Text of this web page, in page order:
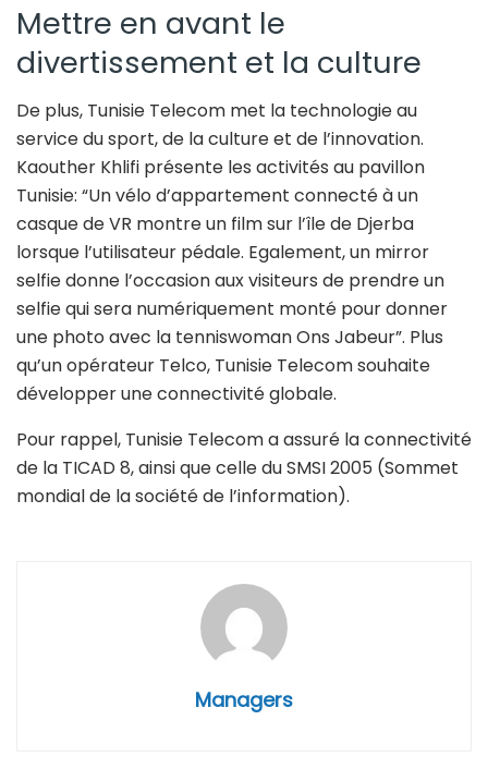
Mettre en avant le
divertissement et la culture
De plus, Tunisie Telecom met la technologie au
service du sport, de la culture et de l’innovation.
Kaouther Khlifi présente les activités au pavillon
Tunisie: “Un vélo d’appartement connecté à un
casque de VR montre un film sur l’île de Djerba
lorsque l’utilisateur pédale. Egalement, un mirror
selfie donne l’occasion aux visiteurs de prendre un
selfie qui sera numériquement monté pour donner
une photo avec la tenniswoman Ons Jabeur”. Plus
qu’un opérateur Telco, Tunisie Telecom souhaite
développer une connectivité globale.
Pour rappel, Tunisie Telecom a assuré la connectivité
de la TICAD 8, ainsi que celle du SMSI 2005 (Sommet
mondial de la société de l’information).
Managers